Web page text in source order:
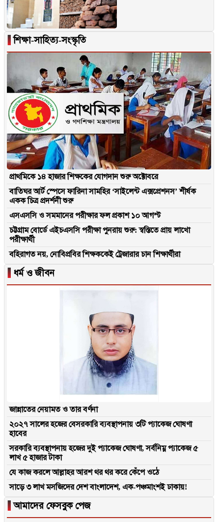
▐শিক্ষা-সাহিত্য-সংস্কৃতি
প্রাথমিকে ১৪ হাজার শিক্ষকের যোগদান শুরু অক্টোবরে
বাতিঘর আর্ট স্পেসে ফারিনা সামহির ‘সাইলেন্ট এক্সপ্রেশনস’ শীর্ষক
একক চিত্র প্রদর্শনী শুরু
এসএসসি ও সমমানের পরীক্ষার ফল প্রকাশ ১০ আগস্ট
চট্টগ্রাম বোর্ডে এইচএসসি পরীক্ষা পুনরায় শুরু: স্বস্তিতে প্রায় লাখো
পরীক্ষার্থী
বহিরাগত নয়, নোবিপ্রবির শিক্ষককেই ট্রেজারার চান শিক্ষার্থীরা
▐ ধর্ম ও জীবন
জান্নাতের নেয়ামত ও তার বর্ণনা
২০২৭ সালের হজের বেসরকারি ব্যবস্থাপনায় ৩টি প্যাকেজ ঘোষণা
হাবের
সরকারি ব্যবস্থাপনায় হজের দুই প্যাকেজ ঘোষণা, সর্বনিম্ন প্যাকেজ ৫
লাখ ৫ হাজার টাকা
যে কাজ করলে আল্লাহর আরশ থর থর করে কেঁপে ওঠে
সাড়ে ৩ লাখ মসজিদের দেশ বাংলাদেশ, এক-পঞ্চমাংশই ঢাকায়!
▐আমাদের ফেসবুক পেজ